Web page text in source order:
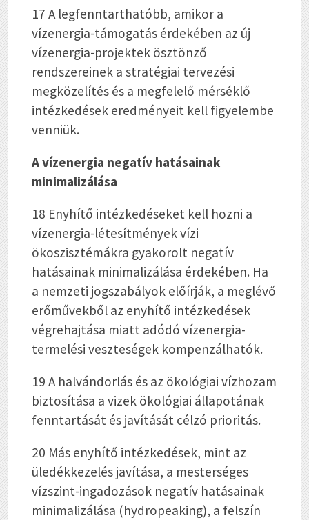
17 A legfenntarthatóbb, amikor a
vízenergia-támogatás érdekében az új
vízenergia-projektek ösztönző
rendszereinek a stratégiai tervezési
megközelítés és a megfelelő mérséklő
intézkedések eredményeit kell figyelembe
venniük.
A vízenergia negatív hatásainak
minimalizálása
18 Enyhítő intézkedéseket kell hozni a
vízenergia-létesítmények vízi
ökoszisztémákra gyakorolt negatív
hatásainak minimalizálása érdekében. Ha
a nemzeti jogszabályok előírják, a meglévő
erőművekből az enyhítő intézkedések
végrehajtása miatt adódó vízenergia-
termelési veszteségek kompenzálhatók.
19 A halvándorlás és az ökológiai vízhozam
biztosítása a vizek ökológiai állapotának
fenntartását és javítását célzó prioritás.
20 Más enyhítő intézkedések, mint az
üledékkezelés javítása, a mesterséges
vízszint-ingadozások negatív hatásainak
minimalizálása (hydropeaking), a felszín